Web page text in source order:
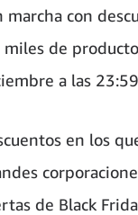
marcha con
de
a las
en los
de Black